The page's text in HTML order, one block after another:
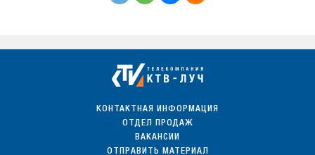
КОНТАКТНАЯ ИНФОРМАЦИЯ
ОТДЕЛ ПРОДАЖ
ВАКАНСИИ
ОТПРАВИТЬ МАТЕРИАЛ